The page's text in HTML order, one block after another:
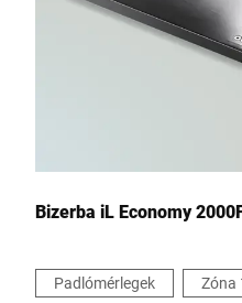
Bizerba iL Economy
Padlómérlegek Zóna